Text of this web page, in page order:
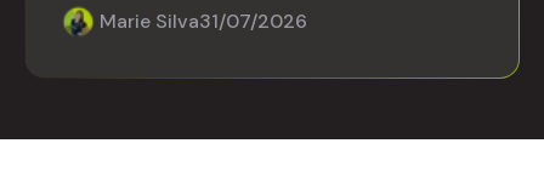
Marie Silva31/07/2026